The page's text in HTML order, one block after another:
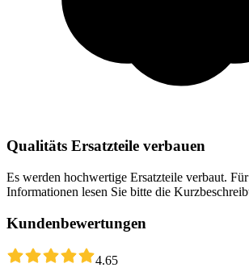
Qualitäts Ersatzteile verbauen
Es werden hochwertige Ersatzteile verbaut.
Informationen lesen Sie bitte die
Kundenbewertungen
4.65